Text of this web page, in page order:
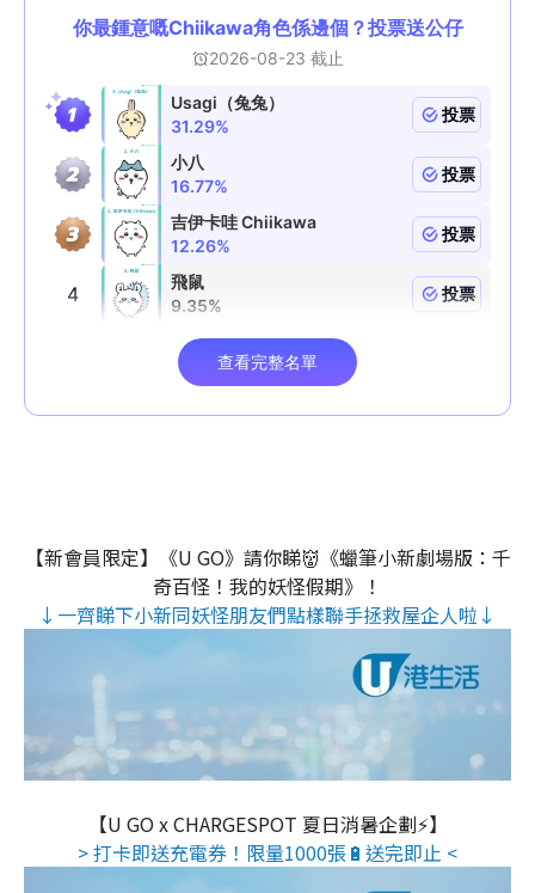
【新會員限定】《U GO》請你睇👹《蠟筆小新劇場版：千
奇百怪！我的妖怪假期》！
↓一齊睇下小新同妖怪朋友們點樣聯手拯救屋企人啦↓
【U GO x CHARGESPOT 夏日消暑企劃⚡】
> 打卡即送充電券！限量1000張🔋送完即止 <